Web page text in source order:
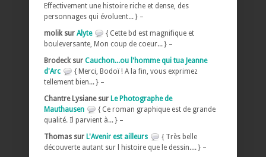
Effectivement une histoire riche et dense, des
personnages qui évoluent... } –
molik sur Alyte
{ Cette bd est magnifique et
bouleversante, Mon coup de coeur... } –
Brodeck sur Cauchon...ou l'homme qui tua Jeanne
d'Arc
{ Merci, Bodoï ! A la fin, vous exprimez
tellement bien... } –
Chantre Lysiane sur Le Photographe de
Mauthausen
{ Ce roman graphique est de grande
qualité. Il parvient à... } –
Thomas sur L'Avenir est ailleurs
{ Très belle
découverte autant sur l histoire que le dessin.... } –